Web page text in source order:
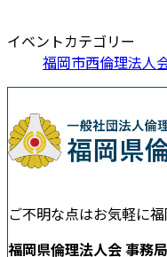
イベントカテゴリー
福岡市西倫理法人
ご不明な点はお気軽に
福岡県倫理法人会 事務局